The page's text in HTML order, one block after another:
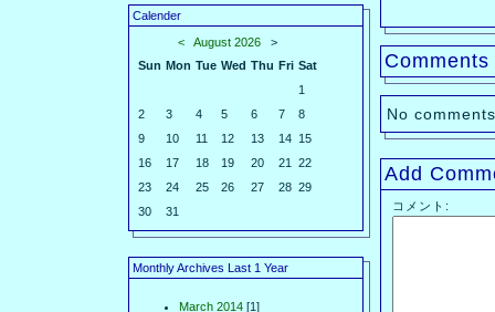
Calender
<
August 2026 >
Sun Mon Tue Wed Thu Fri Sat
1
2
3 4 5 6 7
8
9
10 11 12 13 14 15
16
17 18 19 20 21
22
23
24 25 26 27 28 29
30
31
Monthly Archives Last 1 Year
March 2014 [1]
Comments
No
Add
コメント: